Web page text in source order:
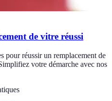
de vitre réussi
pour réussir un remplacement de
votre démarche avec nos